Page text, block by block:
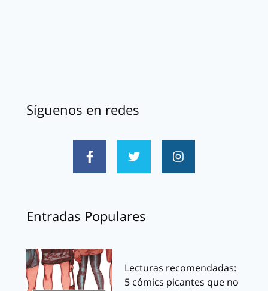
Síguenos en redes
Entradas Populares
Lecturas recomendadas:
5 cómics picantes que no